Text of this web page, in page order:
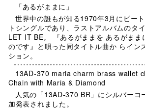
「あるがままに」
世界中の誰もが知る1970年3月にビー
トシングルであり、ラストアルバムのタ
LET IT BE。 『あるがままを あるがまま
のです』と唄った同タイトル曲か らイン
ション。
13AD-370 maria charm brass wallet
Chain with Maria & Diamond
人気の「13AD-370 BR」にシルバーコ
加発表されました。